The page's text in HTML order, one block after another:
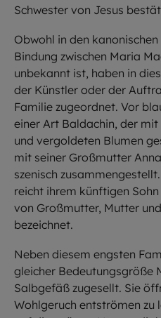
Schwester von Jesus
Obwohl in den
Bindung zwischen Maria
unbekannt ist, haben in
der Künstler oder der
Familie zugeordnet. Vor
einer Art Baldachin, der
und vergoldeten Blumen
mit seiner Großmutter
szenisch
reicht ihrem künftigen
von Großmutter, Mutter
bezeichnet.
Neben diesem engsten
gleicher Bedeutungsgröße
Salbgefäß zugesellt. Sie
Wohlgeruch entströmen zu